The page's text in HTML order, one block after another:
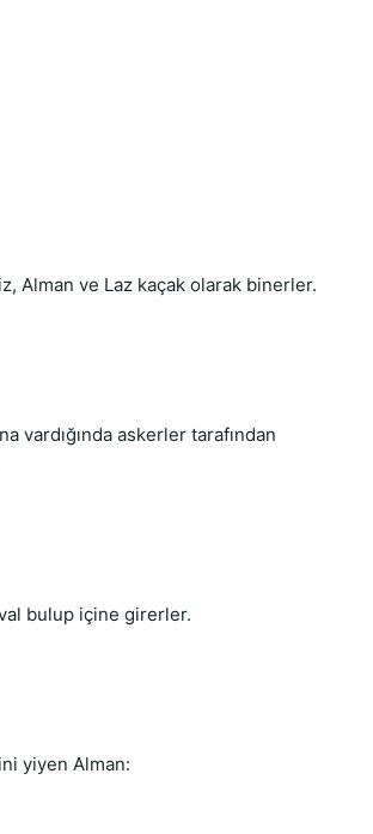
Alman ve Laz kaçak olarak binerler.
vardığında askerler tarafından
bulup içine girerler.
yiyen Alman: